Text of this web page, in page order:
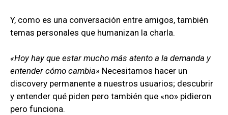
Y, como es una conversación entre amigos, también
temas personales que humanizan la charla.
«Hoy hay que estar mucho más atento a la demanda y
entender cómo cambia» Necesitamos hacer un
discovery permanente a nuestros usuarios; descubrir
y entender qué piden pero también que «no» pidieron
pero funciona.